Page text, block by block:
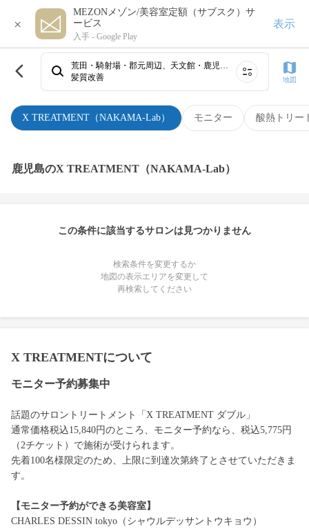
×
MEZONメゾン/美容室定額（サブスク）サ
ービス
入手 - Google Play
表示
X TREATMENT（NAKAMA-Lab） モニター 酸熱トリー
髪質改善
地図
鹿児島のX TREATMENT（NAKAMA-Lab）
この条件に該当するサロンは見つかりません
検索条件を変更するか
地図の表示エリアを変更して
再検索してください
X TREATMENTについて
モニター予約募集中
話題のサロントリートメント「X TREATMENT ダブル」
通常価格税込15,840円のところ、モニター予約なら、税込5,775円
（2チケット）で施術が受けられます。
先着100名様限定のため、上限に到達次第終了とさせていただきま
す。
【モニター予約ができる美容室】
CHARLES DESSIN tokyo（シャウルデッサントウキョウ）